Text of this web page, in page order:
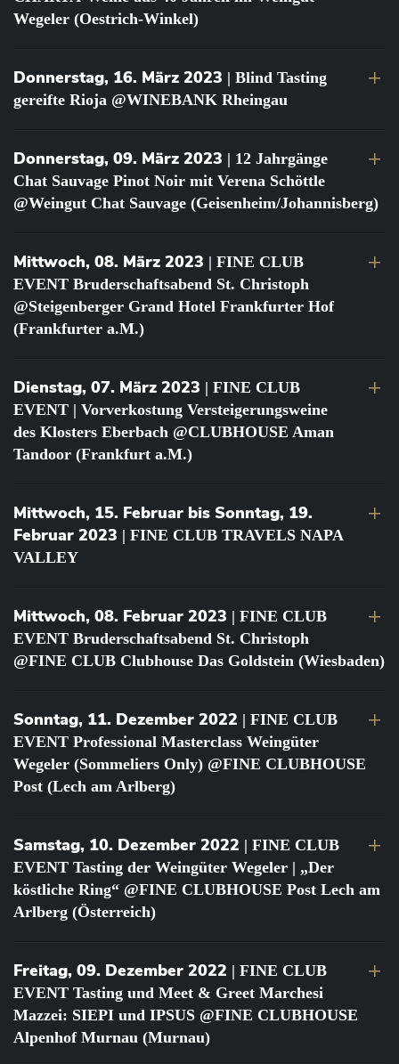
Wegeler (Oestrich-Winkel)
Donnerstag, 16. März 2023 | Blind Tasting
gereifte Rioja @WINEBANK Rheingau
Donnerstag, 09. März 2023 | 12 Jahrgänge
Chat Sauvage Pinot Noir mit Verena Schöttle
@Weingut Chat Sauvage (Geisenheim/Johannisberg)
Mittwoch, 08. März 2023 | FINE CLUB
EVENT Bruderschaftsabend St. Christoph
@Steigenberger Grand Hotel Frankfurter Hof
(Frankfurter a.M.)
Dienstag, 07. März 2023 | FINE CLUB
EVENT | Vorverkostung Versteigerungsweine
des Klosters Eberbach @CLUBHOUSE Aman
Tandoor (Frankfurt a.M.)
Mittwoch, 15. Februar bis Sonntag, 19.
Februar 2023 | FINE CLUB TRAVELS NAPA
VALLEY
Mittwoch, 08. Februar 2023 | FINE CLUB
EVENT Bruderschaftsabend St. Christoph
@FINE CLUB Clubhouse Das Goldstein (Wiesbaden)
Sonntag, 11. Dezember 2022 | FINE CLUB
EVENT Professional Masterclass Weingüter
Wegeler (Sommeliers Only) @FINE CLUBHOUSE
Post (Lech am Arlberg)
Samstag, 10. Dezember 2022 | FINE CLUB
EVENT Tasting der Weingüter Wegeler | „Der
köstliche Ring“ @FINE CLUBHOUSE Post Lech am
Arlberg (Österreich)
Freitag, 09. Dezember 2022 | FINE CLUB
EVENT Tasting und Meet & Greet Marchesi
Mazzei: SIEPI und IPSUS @FINE CLUBHOUSE
Alpenhof Murnau (Murnau)